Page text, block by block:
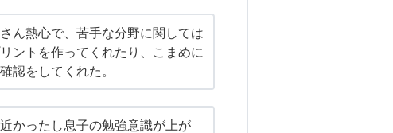
ん熱心で、苦手な分野に関しては
ントを作ってくれたり、こまめに
認をしてくれた。
かったし息子の勉強意識が上が